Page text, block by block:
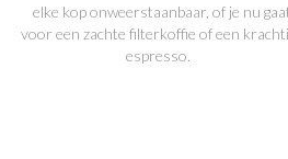
elke kop onweerstaanbaar, of je nu
voor een zachte filterkoffie of een
espresso.